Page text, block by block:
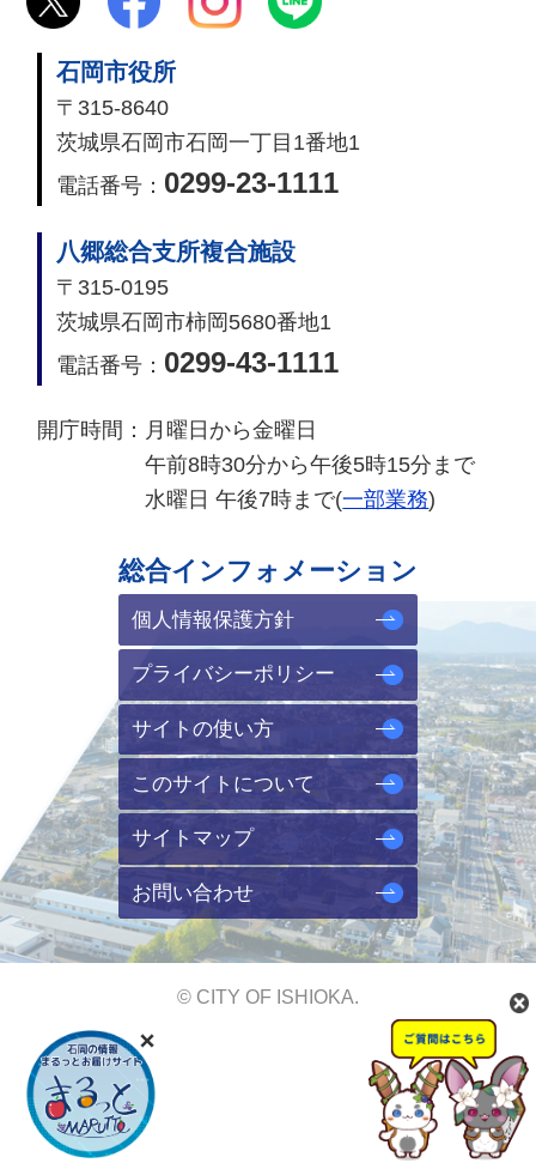
石岡市役所
〒315-8640
茨城県石岡市石岡一丁目1番地1
電話番号： 0299-23-1111
八郷総合支所複合施設
〒315-0195
茨城県石岡市柿岡5680番地1
電話番号： 0299-43-1111
開庁時間： 月曜日から金曜日
午前8時30分から午後5時15分まで
水曜日 午後7時まで(一部業務)
総合インフォメーション
個人情報保護方針
プライバシーポリシー
サイトの使い方
このサイトについて
サイトマップ
お問い合わせ
© CITY OF ISHIOKA.